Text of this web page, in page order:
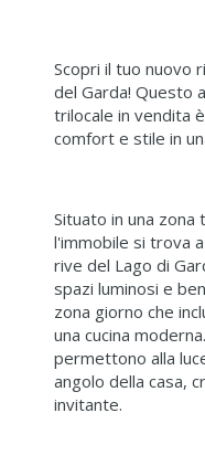
Scopri il tuo nuovo
del Garda! Questo
trilocale in vendita
comfort e stile in
Situato in una zona
l'immobile si trova
rive del Lago di
spazi luminosi e
zona giorno che
una cucina
permettono alla
angolo della casa,
invitante.